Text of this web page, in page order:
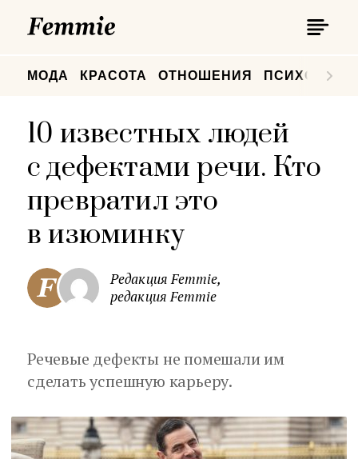
МОДА КРАСОТА ОТНОШЕНИЯ
10 известных людей
с дефектами речи. Кто
превратил это
в изюминку
Редакция Femmie,
редакция Femmie
Речевые дефекты не помешали им
сделать успешную карьеру.